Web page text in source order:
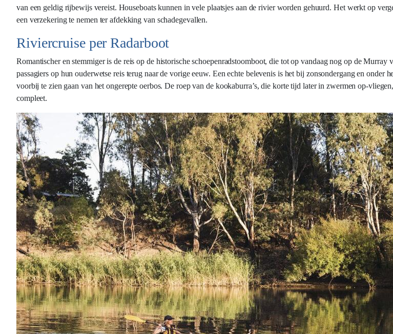
van een geldig rijbewijs vereist. Houseboats kunnen in vele plaatsjes aan de rivier worden gehuurd. Het werkt op
een verzekering te nemen ter afdekking van schadegevallen.
Riviercruise per Radarboot
Romantischer en stemmiger is de reis op de historische schoepenradstoomboot, die tot op vandaag nog op de Murray
passagiers op hun ouderwetse reis terug naar de vorige eeuw. Een echte belevenis is het bij zonsondergang en onder
voorbij te zien gaan van het ongerepte oerbos. De roep van de kookaburra’s, die korte tijd later in zwermen op-
compleet.